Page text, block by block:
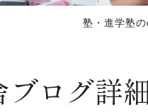
塾・進学塾の
ブログ詳